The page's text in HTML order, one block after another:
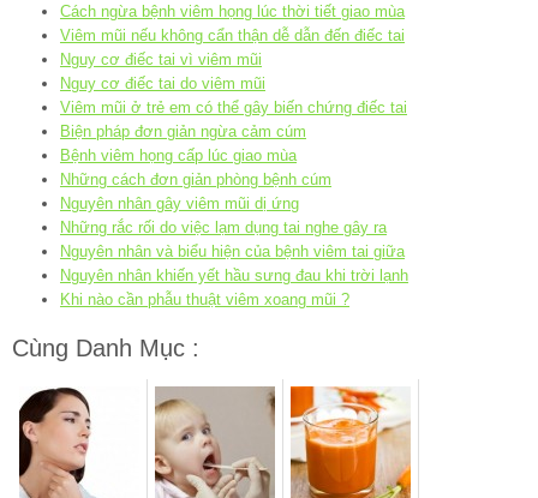
Cách ngừa bệnh viêm họng lúc thời tiết giao mùa
Viêm mũi nếu không cẩn thận dễ dẫn đến điếc tai
Nguy cơ điếc tai vì viêm mũi
Nguy cơ điếc tai do viêm mũi
Viêm mũi ở trẻ em có thể gây biến chứng điếc tai
Biện pháp đơn giản ngừa cảm cúm
Bệnh viêm họng cấp lúc giao mùa
Những cách đơn giản phòng bệnh cúm
Nguyên nhân gây viêm mũi dị ứng
Những rắc rối do việc lạm dụng tai nghe gây ra
Nguyên nhân và biểu hiện của bệnh viêm tai giữa
Nguyên nhân khiến yết hầu sưng đau khi trời lạnh
Khi nào cần phẫu thuật viêm xoang mũi ?
Cùng Danh Mục :